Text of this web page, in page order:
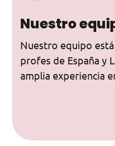
Nuestro
Nuestro equipo
profes de España y
amplia experiencia